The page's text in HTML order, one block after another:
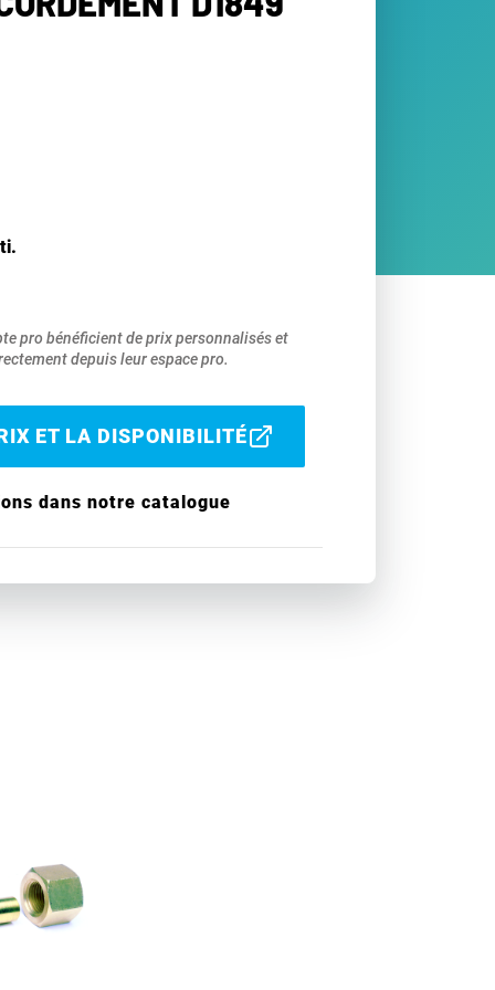
pro bénéficient de prix personnalisés et
depuis leur espace pro.
ET LA DISPONIBILITÉ
dans notre catalogue